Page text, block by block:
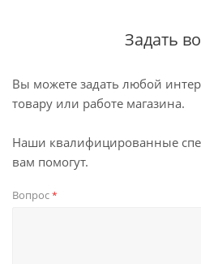
Задать
Вы можете задать любой
товару или работе магазина.
Наши квалифицированные
вам помогут.
Вопрос*